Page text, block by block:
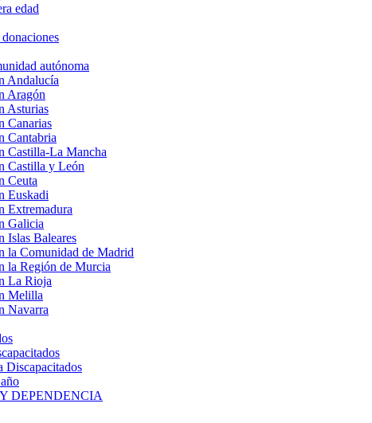
edad
autónoma
Andalucía
Aragón
Asturias
Canarias
Cantabria
Castilla-La Mancha
Castilla y León
Ceuta
Euskadi
Extremadura
Galicia
Islas Baleares
la Comunidad de Madrid
la Región de Murcia
La Rioja
Melilla
Navarra
Discapacitados
DEPENDENCIA